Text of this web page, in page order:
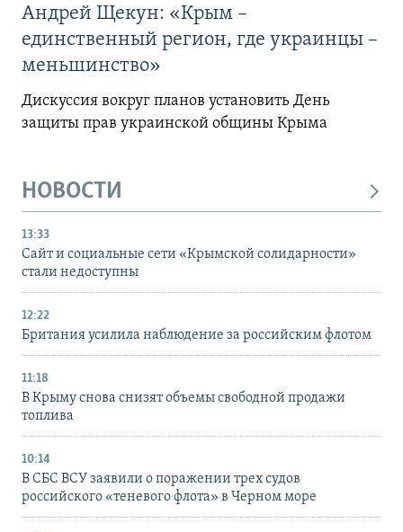
Андрей Щекун: «Крым –
единственный регион, где украинцы –
меньшинство»
Дискуссия вокруг планов установить День
защиты прав украинской общины Крыма
НОВОСТИ
13:33
Сайт и социальные сети «Крымской солидарности»
стали недоступны
12:22
Британия усилила наблюдение за российским флотом
11:18
В Крыму снова снизят объемы свободной продажи
топлива
10:14
В СБС ВСУ заявили о поражении трех судов
российского «теневого флота» в Черном море